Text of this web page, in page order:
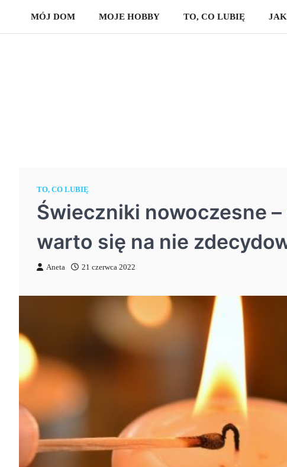
content
MÓJ DOM MOJE HOBBY TO, CO LUBIĘ
TO, CO LUBIĘ
Świeczniki nowoczesne
warto się na nie
Aneta 21 czerwca 2022